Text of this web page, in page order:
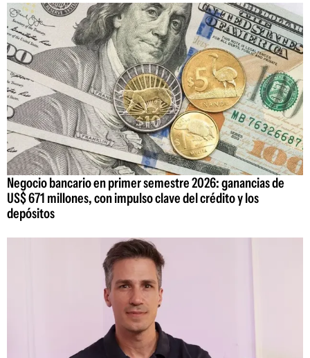
Negocio bancario en primer semestre 2026: ganancias de
US$ 671 millones, con impulso clave del crédito y los
depósitos